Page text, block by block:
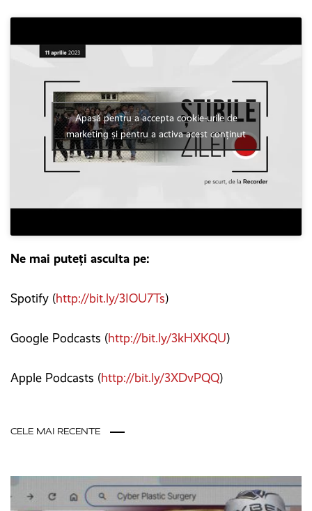
Apasă pentru a accepta cookie-urile de
marketing și pentru a activa acest conținut
Ne mai puteți asculta pe:
Spotify (http://bit.ly/3IOU7Ts)
Google Podcasts (http://bit.ly/3kHXKQU)
Apple Podcasts (http://bit.ly/3XDvPQQ)
CELE MAI RECENTE